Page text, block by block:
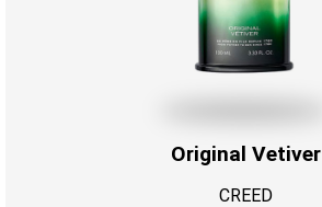
Original Vetiver
CREED